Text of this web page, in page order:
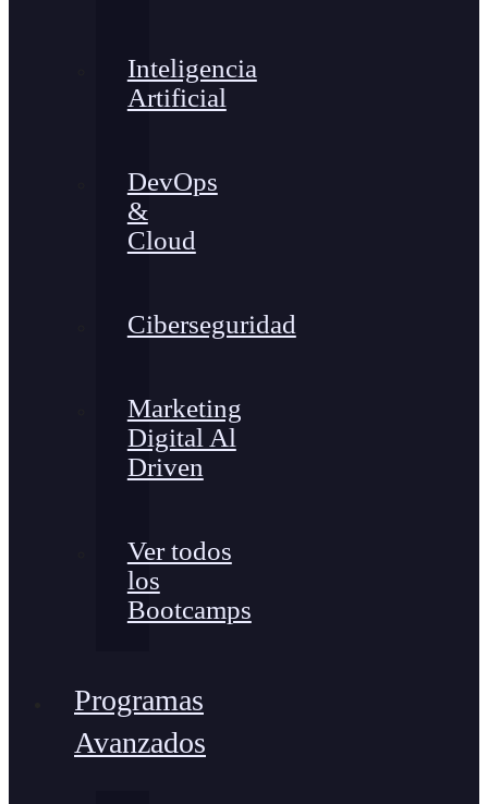
Inteligencia
Artificial
DevOps
&
Cloud
Ciberseguridad
Marketing
Digital Al
Driven
Ver todos
los
Bootcamps
Programas
Avanzados